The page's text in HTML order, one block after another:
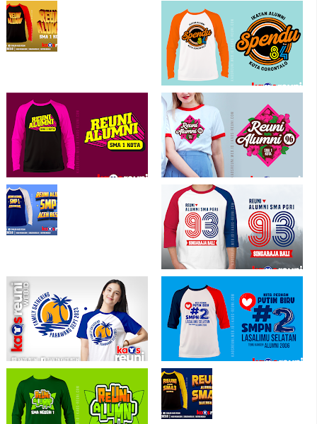
Kaos Reuni Ikatan Alumni Spendu
Gorontalo - Sablon Kaos Reuni
Gathering
Sablon Kaos Pink Hitam Reuni Alumni
SMA Negeri 1 - Kaos Reuni Online
9 Sablon Kaos Reuni Gathering
Desain Terbaru SMP SMA Alumni
Angkatan
Reuni Alumni SMA PGRI Bali - Kaos
Reuni Kombinasi 3 Warna
Desain Sablon Kaos Gathering
Pahawang
Sablon Kaos Reuni Kita Pernah Putih
Biru SMPN 2 Lasalimu Selatan